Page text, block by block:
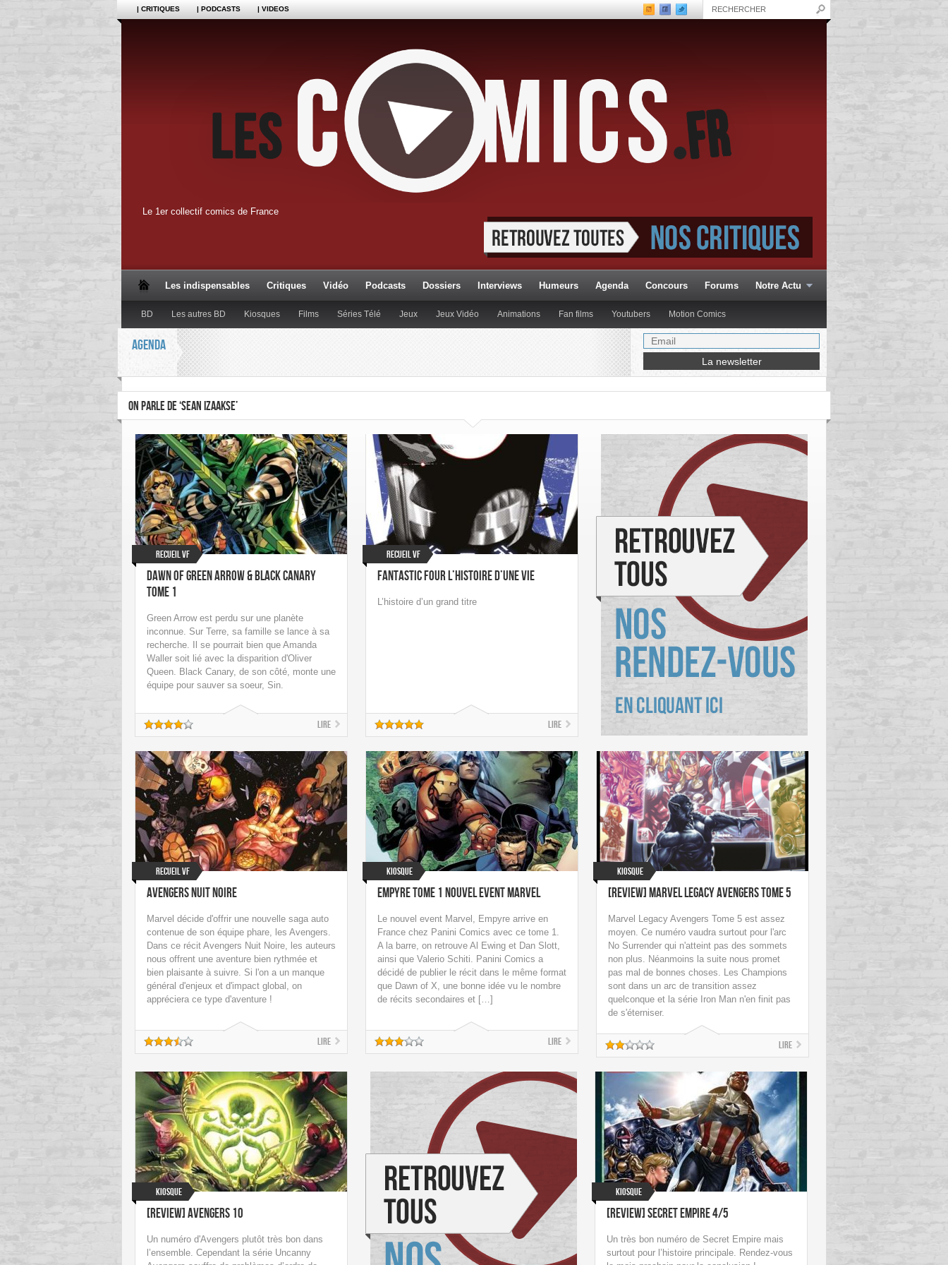
| CRITIQUES | PODCASTS | VIDEOS
Le 1er collectif comics de France
Les indispensables Critiques Vidéo Podcasts Dossiers Interviews Humeurs Agenda Concours Forums Notre Actu
BD Les autres BD Kiosques Films Séries Télé Jeux Jeux Vidéo Animations Fan films Youtubers Motion Comics
AGENDA
ON PARLE DE ‘SEAN IZAAKSE’
Recueil VF
Dawn of Green Arrow & Black Canary
tome 1
Green Arrow est perdu sur une planète
inconnue. Sur Terre, sa famille se lance à sa
recherche. Il se pourrait bien que Amanda
Waller soit lié avec la disparition d'Oliver
Queen. Black Canary, de son côté, monte une
équipe pour sauver sa soeur, Sin.
Lire
Recueil VF
Fantastic Four L’histoire d’une vie
L’histoire d’un grand titre
Lire
Recueil VF
Avengers Nuit Noire
Marvel décide d'offrir une nouvelle saga auto
contenue de son équipe phare, les Avengers.
Dans ce récit Avengers Nuit Noire, les auteurs
nous offrent une aventure bien rythmée et
bien plaisante à suivre. Si l'on a un manque
général d'enjeux et d'impact global, on
appréciera ce type d'aventure !
Lire
Kiosque
Empyre Tome 1 Nouvel event Marvel
Le nouvel event Marvel, Empyre arrive en
France chez Panini Comics avec ce tome 1.
A la barre, on retrouve Al Ewing et Dan Slott,
ainsi que Valerio Schiti. Panini Comics a
décidé de publier le récit dans le même format
que Dawn of X, une bonne idée vu le nombre
de récits secondaires et […]
Lire
Kiosque
[Review] Marvel Legacy Avengers Tome 5
Marvel Legacy Avengers Tome 5 est assez
moyen. Ce numéro vaudra surtout pour l'arc
No Surrender qui n'atteint pas des sommets
non plus. Néanmoins la suite nous promet
pas mal de bonnes choses. Les Champions
sont dans un arc de transition assez
quelconque et la série Iron Man n'en finit pas
de s'éterniser.
Lire
Kiosque
[Review] Avengers 10
Un numéro d'Avengers plutôt très bon dans
l’ensemble. Cependant la série Uncanny
Kiosque
[Review] Secret Empire 4/5
Un très bon numéro de Secret Empire mais
surtout pour l’histoire principale. Rendez-vous